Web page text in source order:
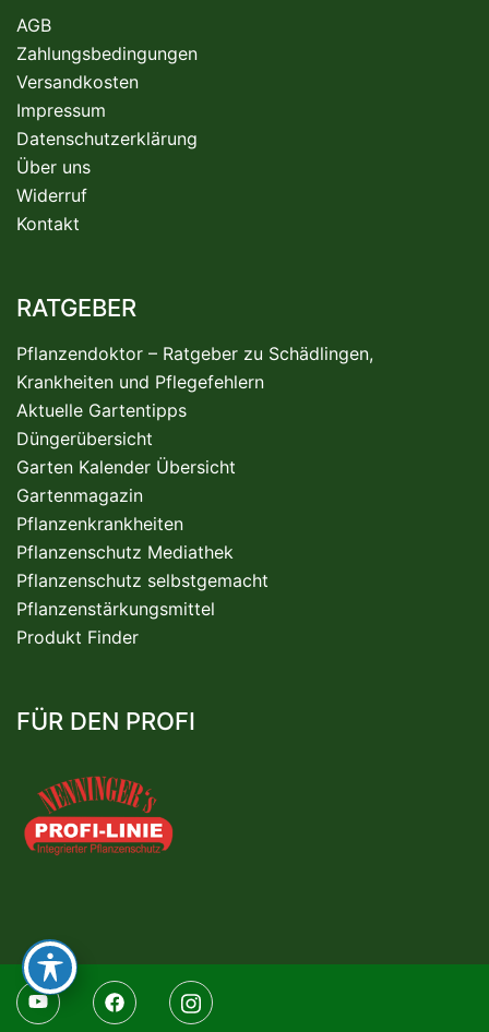
AGB
Zahlungsbedingungen
Versandkosten
Impressum
Datenschutzerklärung
Über uns
Widerruf
Kontakt
RATGEBER
Pflanzendoktor – Ratgeber zu Schädlingen,
Krankheiten und Pflegefehlern
Aktuelle Gartentipps
Düngerübersicht
Garten Kalender Übersicht
Gartenmagazin
Pflanzenkrankheiten
Pflanzenschutz Mediathek
Pflanzenschutz selbstgemacht
Pflanzenstärkungsmittel
Produkt Finder
FÜR DEN PROFI